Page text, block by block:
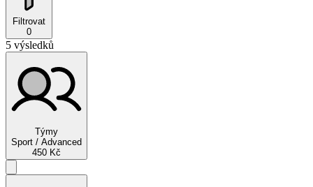
Filtrovat
0
5 výsledků
Týmy
Sport / Advanced
450 Kč